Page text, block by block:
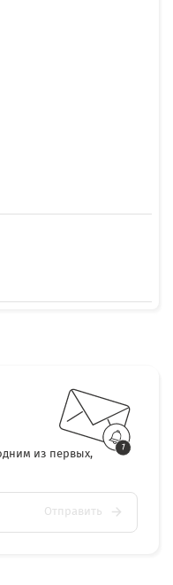
из первых,
Отправить